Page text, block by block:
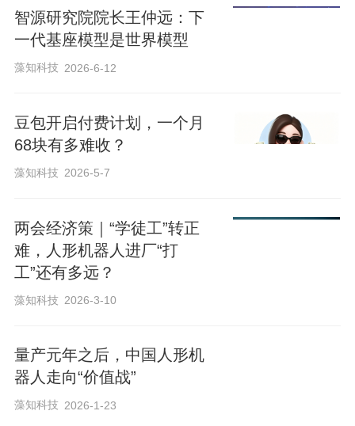
7月8日，北京智源人工智能研究院行为世
界模型创新中心负责人、逆矩阵创始人兼
首席研发官陈博远在2026新京报贝壳财经
决的是虚拟世界中的信息理解与生成，那
么未来人工智能需要解决的，是如何理解
真实物理世界，并在复杂环境中完成预
陈博远认为，人工智能正在进入物理智能
时代，世界模型（World Model）将成为连
接人工智能与实体经济的重要基础设施，
要方向。可行动、可验证、可部署的世界
模型基座，是AI迈向真实世界、赋能实体
经济的关键基础设施。
智源研究院院长王仲远：下
一代基座模型是世界模型
藻知科技 2026-6-12
豆包开启付费计划，一个月
68块有多难收？
藻知科技 2026-5-7
两会经济策｜“学徒工”转正
难，人形机器人进厂“打
工”还有多远？
藻知科技 2026-3-10
量产元年之后，中国人形机
器人走向“价值战”
藻知科技 2026-1-23